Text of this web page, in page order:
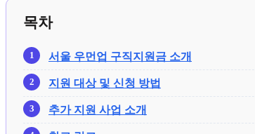
목차
서울 우먼업 구직지원금 소개
지원 대상 및 신청 방법
추가 지원 사업 소개